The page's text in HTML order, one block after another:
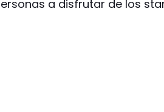
a disfrutar de los